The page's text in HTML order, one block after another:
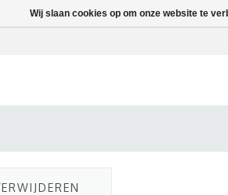
Wij slaan cookies op om onze website te